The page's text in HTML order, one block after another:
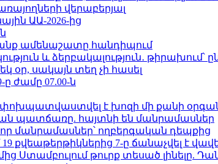
վերաբերյալ
ԱԱ-2026-ից
ամենաշատը հանդիպում
և ձերբակալություն․ թիրախում՝
օր, սակայն տեղ չի հասել
ը ժամը 07.00-ն
է խոզի մի քանի
պատճառը. հայտնի են մանրամասներ
մանրամասներ՝ ողբերգական դեպքից
քվեաթերթիկներից 7-ը ճանաչվել է
թուրք տեսած լինելը.